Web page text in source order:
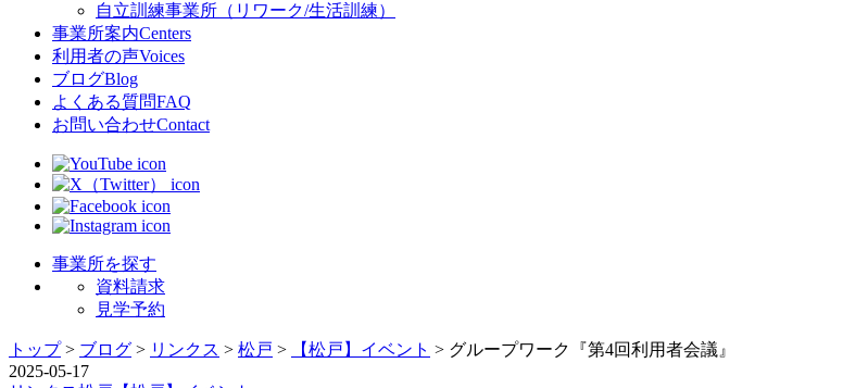
自立訓練事業所（リワーク/生活訓練）
事業所案内Centers
利用者の声Voices
ブログBlog
よくある質問FAQ
お問い合わせContact
事業所を探す
資料請求
見学予約
トップ> ブログ > リンクス > 松戸 > 【松戸】イベント > グループワーク『第4回利用者会議』
2025-05-17